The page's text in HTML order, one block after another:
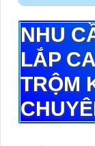
NHU
LẮP
TRỘM